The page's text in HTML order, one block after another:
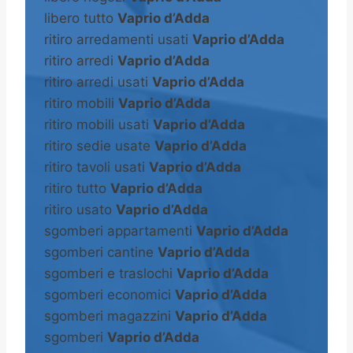
libero tutto Vaprio d’Adda
ritiro arredamenti usati Vaprio d’Adda
ritiro arredi Vaprio d’Adda
ritiro arredi usati Vaprio d’Adda
ritiro mobili Vaprio d’Adda
ritiro mobili usati Vaprio d’Adda
ritiro sedie usate Vaprio d’Adda
ritiro tavoli usati Vaprio d’Adda
ritiro tutto Vaprio d’Adda
ritiro usato Vaprio d’Adda
sgomberi appartamenti Vaprio d’Adda
sgomberi cantine Vaprio d’Adda
sgomberi e traslochi Vaprio d’Adda
sgomberi economici Vaprio d’Adda
sgomberi magazzini Vaprio d’Adda
sgomberi Vaprio d’Adda